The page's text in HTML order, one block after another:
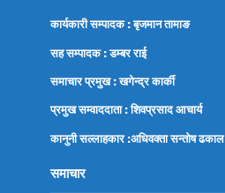
कार्यकारी सम्पादक : बृजमान तामाङ
सह सम्पादक : डम्बर राई
समाचार प्रमुख : खगेन्द्र कार्की
प्रमुख सम्वाददाता : शिवप्रसाद आचार्य
कानुनी सल्लाहकार :अधिवक्तासन्तोष ढकाल
समाचार